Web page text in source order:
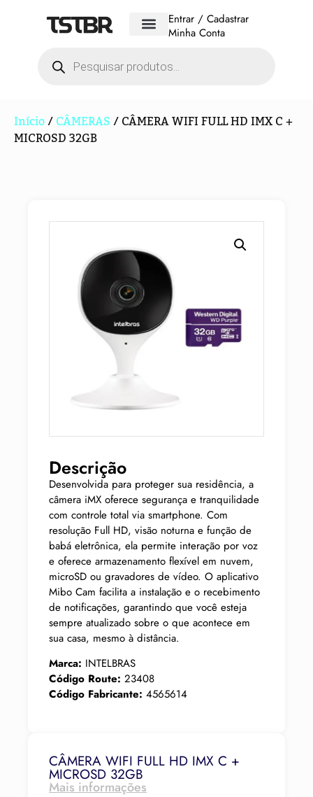
Entrar / Cadastrar
Minha Conta
Início/CÂMERAS/ CÂMERA WIFI FULL HD IMX C +
MICROSD 32GB
Descrição
Desenvolvida para proteger sua residência, a
câmera iMX oferece segurança e tranquilidade
com controle total via smartphone. Com
resolução Full HD, visão noturna e função de
babá eletrônica, ela permite interação por voz
e oferece armazenamento flexível em nuvem,
microSD ou gravadores de vídeo. O aplicativo
Mibo Cam facilita a instalação e o recebimento
de notificações, garantindo que você esteja
sempre atualizado sobre o que acontece em
sua casa, mesmo à distância.
Marca: INTELBRAS
Código Route: 23408
Código Fabricante: 4565614
CÂMERA WIFI FULL HD IMX C +
MICROSD 32GB
Mais informações